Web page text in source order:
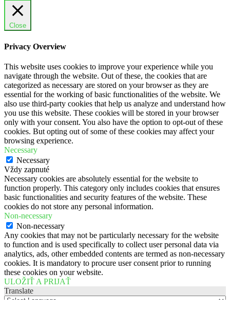
Close
Privacy Overview
This website uses cookies to improve your experience while you
navigate through the website. Out of these, the cookies that are
categorized as necessary are stored on your browser as they are
essential for the working of basic functionalities of the website. We
also use third-party cookies that help us analyze and understand how
you use this website. These cookies will be stored in your browser
only with your consent. You also have the option to opt-out of these
cookies. But opting out of some of these cookies may affect your
browsing experience.
Necessary
Necessary
Vždy zapnuté
Necessary cookies are absolutely essential for the website to
function properly. This category only includes cookies that ensures
basic functionalities and security features of the website. These
cookies do not store any personal information.
Non-necessary
Non-necessary
Any cookies that may not be particularly necessary for the website
to function and is used specifically to collect user personal data via
analytics, ads, other embedded contents are termed as non-necessary
cookies. It is mandatory to procure user consent prior to running
these cookies on your website.
ULOŽIŤ A PRIJAŤ
Translate